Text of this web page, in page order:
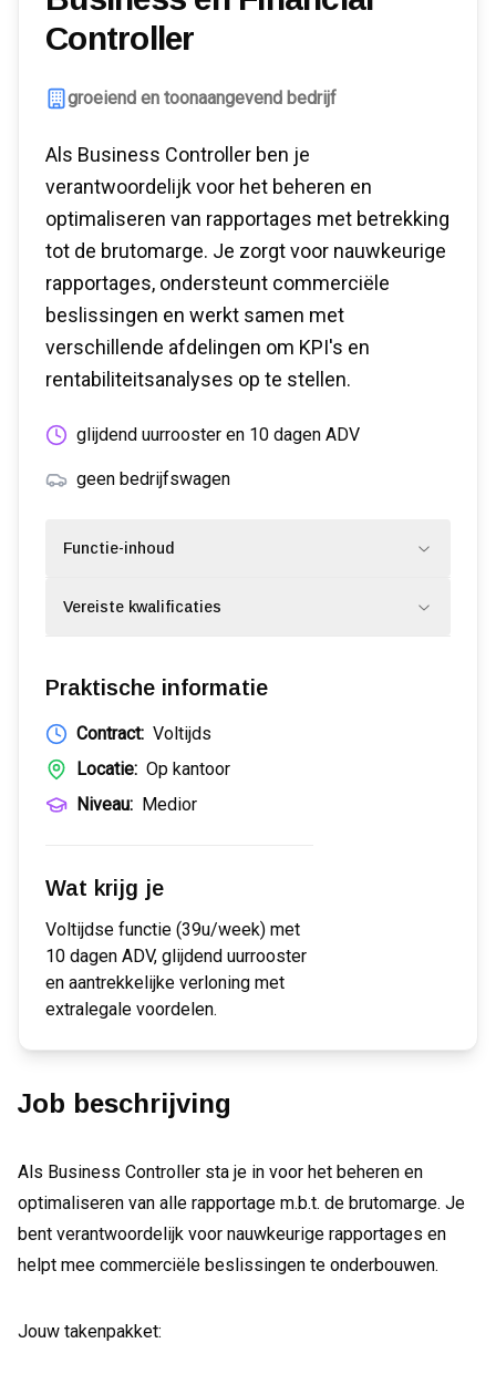
Controller
groeiend en toonaangevend bedrijf
Als Business Controller ben je
verantwoordelijk voor het beheren en
optimaliseren van rapportages met betrekking
tot de brutomarge. Je zorgt voor nauwkeurige
rapportages, ondersteunt commerciële
beslissingen en werkt samen met
verschillende afdelingen om KPI's en
rentabiliteitsanalyses op te stellen.
glijdend uurrooster en 10 dagen ADV
geen bedrijfswagen
Functie-inhoud
Vereiste kwalificaties
Praktische informatie
Contract: Voltijds
Locatie: Op kantoor
Niveau: Medior
Wat krijg je
Voltijdse functie (39u/week) met
10 dagen ADV, glijdend uurrooster
en aantrekkelijke verloning met
extralegale voordelen.
Job beschrijving
Als Business Controller sta je in voor het beheren en
optimaliseren van alle rapportage m.b.t. de brutomarge. Je
bent verantwoordelijk voor nauwkeurige rapportages en
helpt mee commerciële beslissingen te onderbouwen.
Jouw takenpakket: